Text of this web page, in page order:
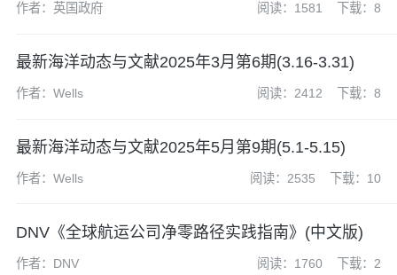
作者：英国政府 阅读：1581 下载：8
最新海洋动态与文献2025年3月第6期(3.16-3.31)
作者：Wells 阅读：2412 下载：8
最新海洋动态与文献2025年5月第9期(5.1-5.15)
作者：Wells 阅读：2535 下载：10
DNV《全球航运公司净零路径实践指南》(中文版)
作者：DNV 阅读：1760 下载：2